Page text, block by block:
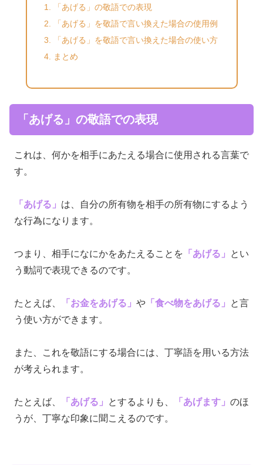
「あげる」の敬語での表現
「あげる」を敬語で言い換えた場合の使用例
「あげる」を敬語で言い換えた場合の使い方
まとめ
「あげる」の敬語での表現
これは、何かを相手にあたえる場合に使用される言葉で
す。
「あげる」 は、自分の所有物を相手の所有物にするよう
な行為になります。
つまり、相手になにかをあたえることを 「あげる」
とい
う動詞で表現できるのです。
たとえば、 「お金をあげる」 や 「食べ物をあげる」
と言
う使い方ができます。
また、これを敬語にする場合には、丁寧語を用いる方法
が考えられます。
たとえば、 「あげる」 とするよりも、 「あげます」 のほ
うが、丁寧な印象に聞こえるのです。